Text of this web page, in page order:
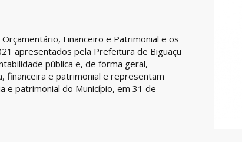
Financeiro e Patrimonial e os
apresentados pela Prefeitura de Biguaçu
pública e, de forma geral,
financeira e patrimonial e representam
e patrimonial do Município, em 31 de